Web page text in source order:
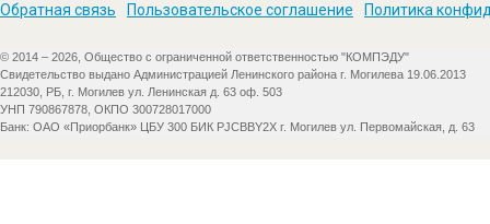
Обратная связь Пользовательское соглашение Политика
© 2014 – 2026, Общество с ограниченной ответственностью "КОМПЭДУ"
Свидетельство выдано Администрацией Ленинского района г. Могилева 19.06.2013
212030, РБ, г. Могилев ул. Ленинская д. 63 оф. 503
УНП 790867878, ОКПО 300728017000
Банк: ОАО «Приорбанк» ЦБУ 300 БИК PJCBBY2X г. Могилев ул. Первомайская, д. 63